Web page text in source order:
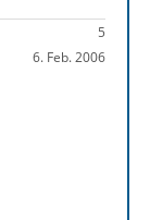
5
6. Feb. 2006